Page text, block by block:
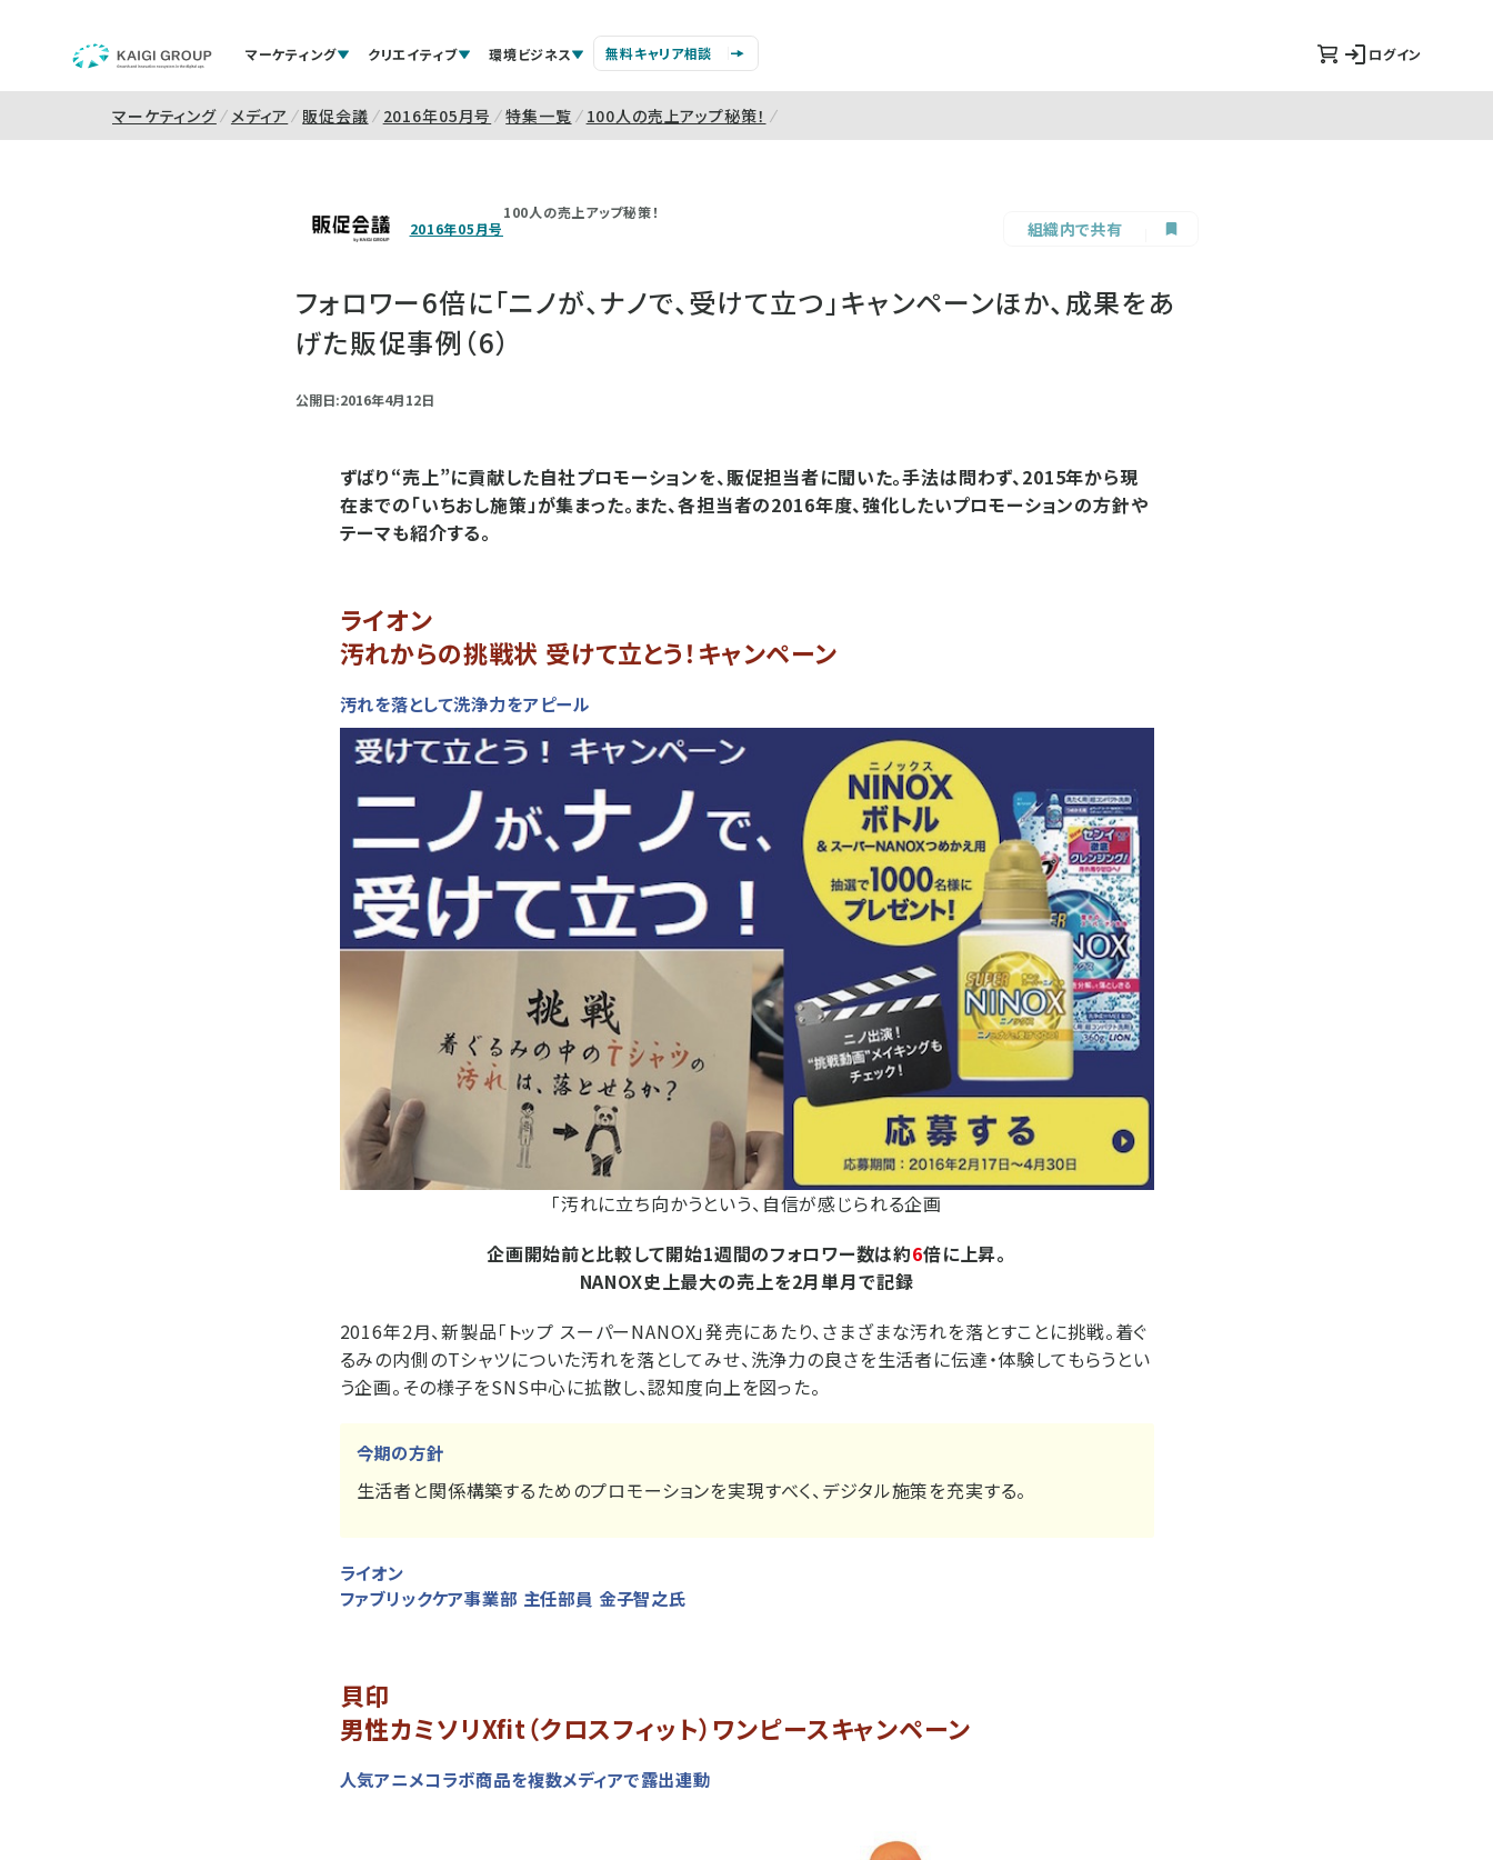
マーケティング クリエイティブ 環境ビジネス 無料キャリア相談 ログイン
マーケティング メディア 販促会議 2016年05月号 特集一覧 100人の売上アップ秘策！
2016年05月号
100人の売上アップ秘策！
組織内で共有
フォロワー6倍に「ニノが、ナノで、受けて立つ」キャンペーンほか、成果をあ
げた販促事例（6）
公開日:2016年4月12日
ずばり“売上”に貢献した自社プロモーションを、販促担当者に聞いた。手法は問わず、2015年から現
在までの「いちおし施策」が集まった。また、各担当者の2016年度、強化したいプロモーションの方針や
テーマも紹介する。
ライオン
汚れからの挑戦状 受けて立とう！キャンペーン
汚れを落として洗浄力をアピール
「汚れに立ち向かうという、自信が感じられる企画
企画開始前と比較して開始1週間のフォロワー数は約6倍に上昇。
NANOX史上最大の売上を2月単月で記録
2016年2月、新製品「トップ スーパーNANOX」発売にあたり、さまざまな汚れを落とすことに挑戦。着ぐ
るみの内側のTシャツについた汚れを落としてみせ、洗浄力の良さを生活者に伝達・体験してもらうとい
う企画。その様子をSNS中心に拡散し、認知度向上を図った。
今期の方針
生活者と関係構築するためのプロモーションを実現すべく、デジタル施策を充実する。
ライオン
ファブリックケア事業部 主任部員 金子智之氏
貝印
男性カミソリXfit（クロスフィット）ワンピースキャンペーン
人気アニメコラボ商品を複数メディアで露出連動